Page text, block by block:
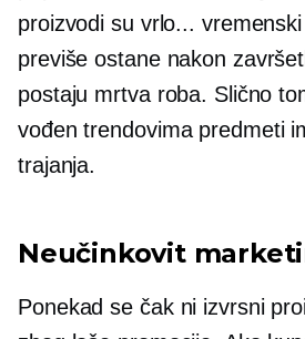
proizvodi su vrlo...
previše ostane nakon
postaju mrtva roba. Slično
vođen trendovimapredmeti
trajanja.
Neučinkovit
Ponekad se čak ni izvrsni